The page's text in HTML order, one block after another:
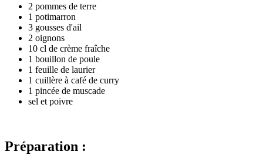
2 pommes de terre
1 potimarron
3 gousses d'ail
2 oignons
10 cl de crème fraîche
1 bouillon de poule
1 feuille de laurier
1 cuillère à café de curry
1 pincée de muscade
sel et poivre
Préparation :